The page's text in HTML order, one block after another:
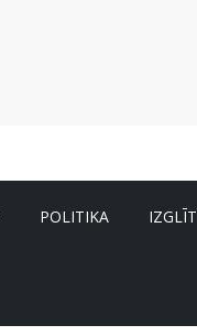
POLITIKA